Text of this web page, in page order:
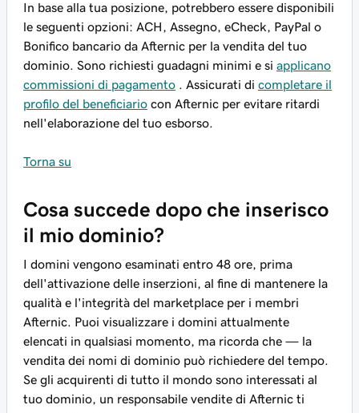
In base alla tua posizione, potrebbero essere disponibili
le seguenti opzioni: ACH, Assegno, eCheck, PayPal o
Bonifico bancario da Afternic per la vendita del tuo
dominio. Sono richiesti guadagni minimi e si applicano
commissioni di pagamento . Assicurati di completare il
profilo del beneficiario con Afternic per evitare ritardi
nell'elaborazione del tuo esborso.
Torna su
Cosa succede dopo che inserisco
il mio dominio?
I domini vengono esaminati entro 48 ore, prima
dell'attivazione delle inserzioni, al fine di mantenere la
qualità e l'integrità del marketplace per i membri
Afternic. Puoi visualizzare i domini attualmente
elencati in qualsiasi momento, ma ricorda che — la
vendita dei nomi di dominio può richiedere del tempo.
Se gli acquirenti di tutto il mondo sono interessati al
tuo dominio, un responsabile vendite di Afternic ti